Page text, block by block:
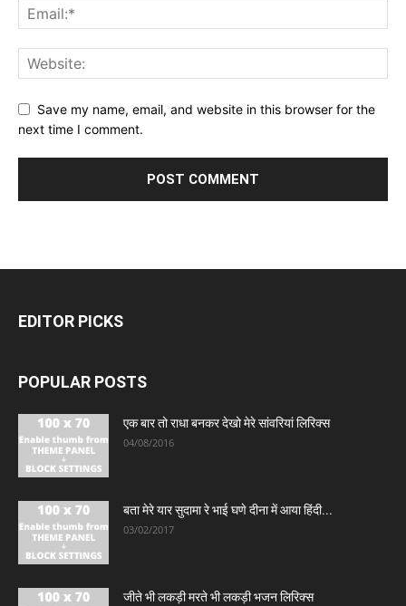
Save my name, email, and website in this browser for the
next time I comment.
EDITOR PICKS
POPULAR POSTS
एक बार तो राधा बनकर देखो मेरे सांवरियां लिरिक्स
04/08/2016
बता मेरे यार सुदामा रे भाई घणे दीना में आया हिंदी...
03/02/2017
जीते भी लकड़ी मरते भी लकड़ी भजन लिरिक्स